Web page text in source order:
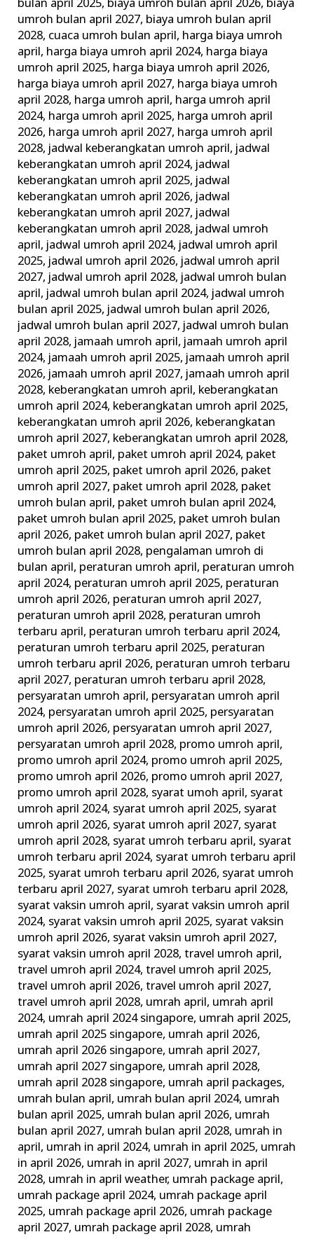
bulan april 2025, biaya umroh bulan april 2026, biaya
umroh bulan april 2027, biaya umroh bulan april
2028, cuaca umroh bulan april, harga biaya umroh
april, harga biaya umroh april 2024, harga biaya
umroh april 2025, harga biaya umroh april 2026,
harga biaya umroh april 2027, harga biaya umroh
april 2028, harga umroh april, harga umroh april
2024, harga umroh april 2025, harga umroh april
2026, harga umroh april 2027, harga umroh april
2028, jadwal keberangkatan umroh april, jadwal
keberangkatan umroh april 2024, jadwal
keberangkatan umroh april 2025, jadwal
keberangkatan umroh april 2026, jadwal
keberangkatan umroh april 2027, jadwal
keberangkatan umroh april 2028, jadwal umroh
april, jadwal umroh april 2024, jadwal umroh april
2025, jadwal umroh april 2026, jadwal umroh april
2027, jadwal umroh april 2028, jadwal umroh bulan
april, jadwal umroh bulan april 2024, jadwal umroh
bulan april 2025, jadwal umroh bulan april 2026,
jadwal umroh bulan april 2027, jadwal umroh bulan
april 2028, jamaah umroh april, jamaah umroh april
2024, jamaah umroh april 2025, jamaah umroh april
2026, jamaah umroh april 2027, jamaah umroh april
2028, keberangkatan umroh april, keberangkatan
umroh april 2024, keberangkatan umroh april 2025,
keberangkatan umroh april 2026, keberangkatan
umroh april 2027, keberangkatan umroh april 2028,
paket umroh april, paket umroh april 2024, paket
umroh april 2025, paket umroh april 2026, paket
umroh april 2027, paket umroh april 2028, paket
umroh bulan april, paket umroh bulan april 2024,
paket umroh bulan april 2025, paket umroh bulan
april 2026, paket umroh bulan april 2027, paket
umroh bulan april 2028, pengalaman umroh di
bulan april, peraturan umroh april, peraturan umroh
april 2024, peraturan umroh april 2025, peraturan
umroh april 2026, peraturan umroh april 2027,
peraturan umroh april 2028, peraturan umroh
terbaru april, peraturan umroh terbaru april 2024,
peraturan umroh terbaru april 2025, peraturan
umroh terbaru april 2026, peraturan umroh terbaru
april 2027, peraturan umroh terbaru april 2028,
persyaratan umroh april, persyaratan umroh april
2024, persyaratan umroh april 2025, persyaratan
umroh april 2026, persyaratan umroh april 2027,
persyaratan umroh april 2028, promo umroh april,
promo umroh april 2024, promo umroh april 2025,
promo umroh april 2026, promo umroh april 2027,
promo umroh april 2028, syarat umoh april, syarat
umroh april 2024, syarat umroh april 2025, syarat
umroh april 2026, syarat umroh april 2027, syarat
umroh april 2028, syarat umroh terbaru april, syarat
umroh terbaru april 2024, syarat umroh terbaru april
2025, syarat umroh terbaru april 2026, syarat umroh
terbaru april 2027, syarat umroh terbaru april 2028,
syarat vaksin umroh april, syarat vaksin umroh april
2024, syarat vaksin umroh april 2025, syarat vaksin
umroh april 2026, syarat vaksin umroh april 2027,
syarat vaksin umroh april 2028,travel umroh april,
travel umroh april 2024,travel umroh april 2025,
travel umroh april 2026,travel umroh april 2027,
travel umroh april 2028, umrah april, umrah april
2024, umrah april 2024 singapore, umrah april 2025,
umrah april 2025 singapore, umrah april 2026,
umrah april 2026 singapore, umrah april 2027,
umrah april 2027 singapore, umrah april 2028,
umrah april 2028 singapore, umrah april packages,
umrah bulan april, umrah bulan april 2024, umrah
bulan april 2025, umrah bulan april 2026, umrah
bulan april 2027, umrah bulan april 2028, umrah in
april, umrah in april 2024, umrah in april 2025, umrah
in april 2026, umrah in april 2027, umrah in april
2028, umrah in april weather, umrah package april,
umrah package april 2024, umrah package april
2025, umrah package april 2026, umrah package
april 2027, umrah package april 2028, umrah